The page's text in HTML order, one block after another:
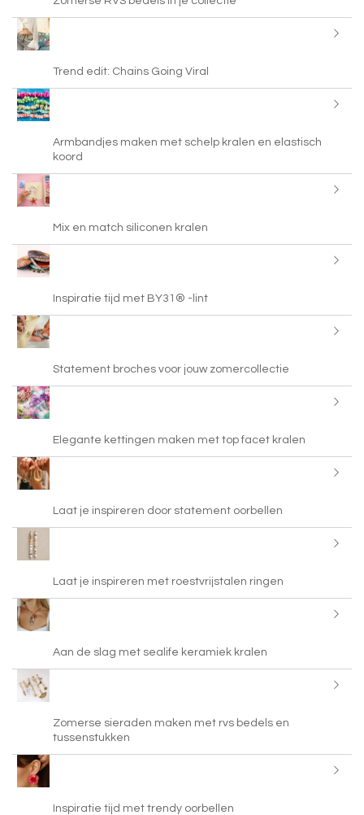
Trend edit: Chains Going Viral
Armbandjes maken met schelp kralen en elastisch
koord
Mix en match siliconen kralen
Inspiratie tijd met BY31® -lint
Statement broches voor jouw zomercollectie
Elegante kettingen maken met top facet kralen
Laat je inspireren door statement oorbellen
Laat je inspireren met roestvrijstalen ringen
Aan de slag met sealife keramiek kralen
Zomerse sieraden maken met rvs bedels en
tussenstukken
Inspiratie tijd met trendy oorbellen